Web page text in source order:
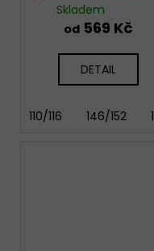
Wito
Skladem
od 569 Kč
DETAIL
110/116 146/152